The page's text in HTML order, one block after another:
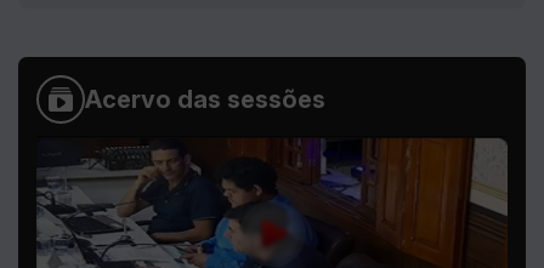
7ª Audiência Pública